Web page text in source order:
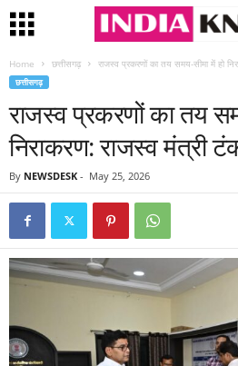
Home छत्तीसगढ़ राजस्व प्रकरणों का तय समय-सीमा में हो
छत्तीसगढ़
राजस्व प्रकरणों का तय
निराकरण: राजस्व मंत्री
By NEWSDESK - May 25, 2026